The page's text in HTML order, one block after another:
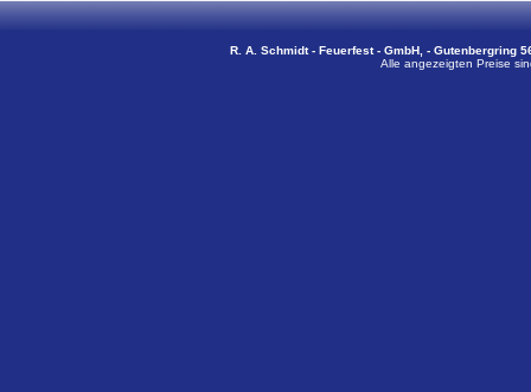
R. A. Schmidt - Feuerfest - GmbH, - Gutenbergring
Alle angezeigten Preise